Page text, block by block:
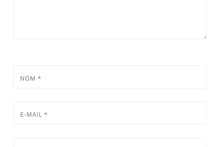
NOM *
E-MAIL *